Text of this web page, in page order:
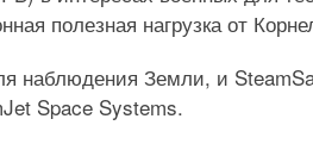
полезная нагрузка от
наблюдения Земли, и
Space Systems.